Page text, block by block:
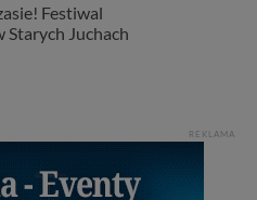
Festiwal
Starych Juchach
REKLAMA